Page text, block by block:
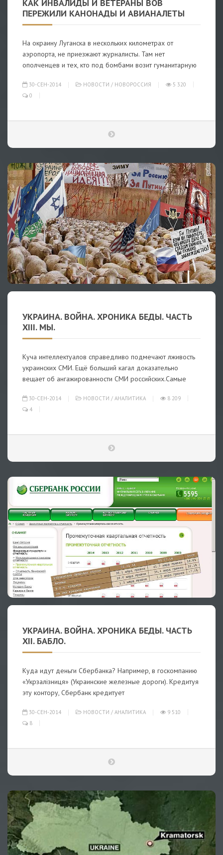
КАК ИНВАЛИДЫ И ВЕТЕРАНЫ ВОВ
ПЕРЕЖИЛИ КАНОНАДЫ И АВИАНАЛЕТЫ
На окраину Луганска в нескольких километрах от
аэропорта, не приезжают журналисты. Там нет
ополченцев и тех, кто под бомбами возит гуманитарную
30-СЕН-2014 НОВОСТИ / НОВОРОССИЯ
5 320
0
УКРАИНА. ВОЙНА. ХРОНИКА БЕДЫ. ЧАСТЬ
XIII. МЫ.
Куча интеллектуалов справедливо подмечают лживость
украинских СМИ. Ещё больший кагал доказательно
вещает об ангажированности СМИ российских.Самые
30-СЕН-2014 НОВОСТИ / АНАЛИТИКА
8 209
4
УКРАИНА. ВОЙНА. ХРОНИКА БЕДЫ. ЧАСТЬ
XII. БАБЛО.
Куда идут деньги Сбербанка? Например, в госкомпанию
«Укрзалізниця» (Украинские железные дороги). Кредитуя
эту контору, Сбербанк кредитует
30-СЕН-2014 НОВОСТИ / АНАЛИТИКА
9 510
8